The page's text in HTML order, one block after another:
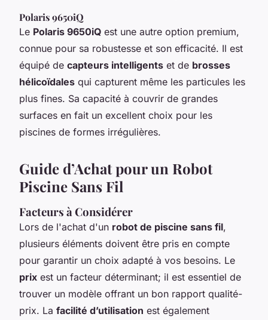
Polaris 9650iQ
Le Polaris 9650iQ est une autre option premium,
connue pour sa robustesse et son efficacité. Il est
équipé de capteurs intelligents et de brosses
hélicoïdales qui capturent même les particules les
plus fines. Sa capacité à couvrir de grandes
surfaces en fait un excellent choix pour les
piscines de formes irrégulières.
Guide d’Achat pour un Robot
Piscine Sans Fil
Facteurs à Considérer
Lors de l'achat d'un robot de piscine sans fil,
plusieurs éléments doivent être pris en compte
pour garantir un choix adapté à vos besoins. Le
prix est un facteur déterminant; il est essentiel de
trouver un modèle offrant un bon rapport qualité-
prix. La facilité d’utilisation est également